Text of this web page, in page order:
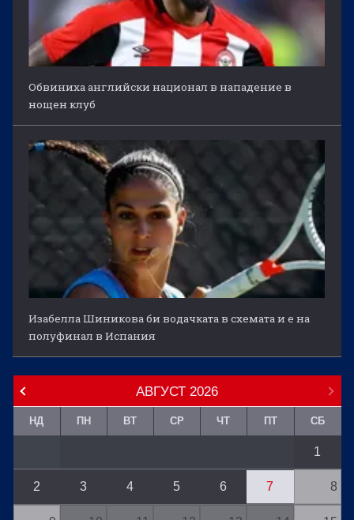
Обвиниха английски национал в нападение в
нощен клуб
Изабелла Шиникова би водачката в схемата и е на
полуфинал в Испания
АВГУСТ 2026
НД ПН ВТ СР ЧТ ПТ СБ
1
2 3 4 5 6 7 8